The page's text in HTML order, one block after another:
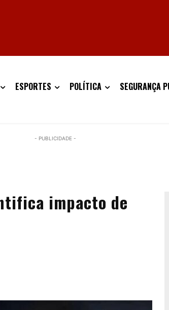
ESPORTES POLÍTICA SEGURANÇA
- PUBLICIDADE -
impacto de